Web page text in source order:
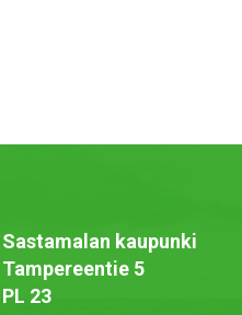
Sastamalan kaupunki
Tampereentie 5
PL 23